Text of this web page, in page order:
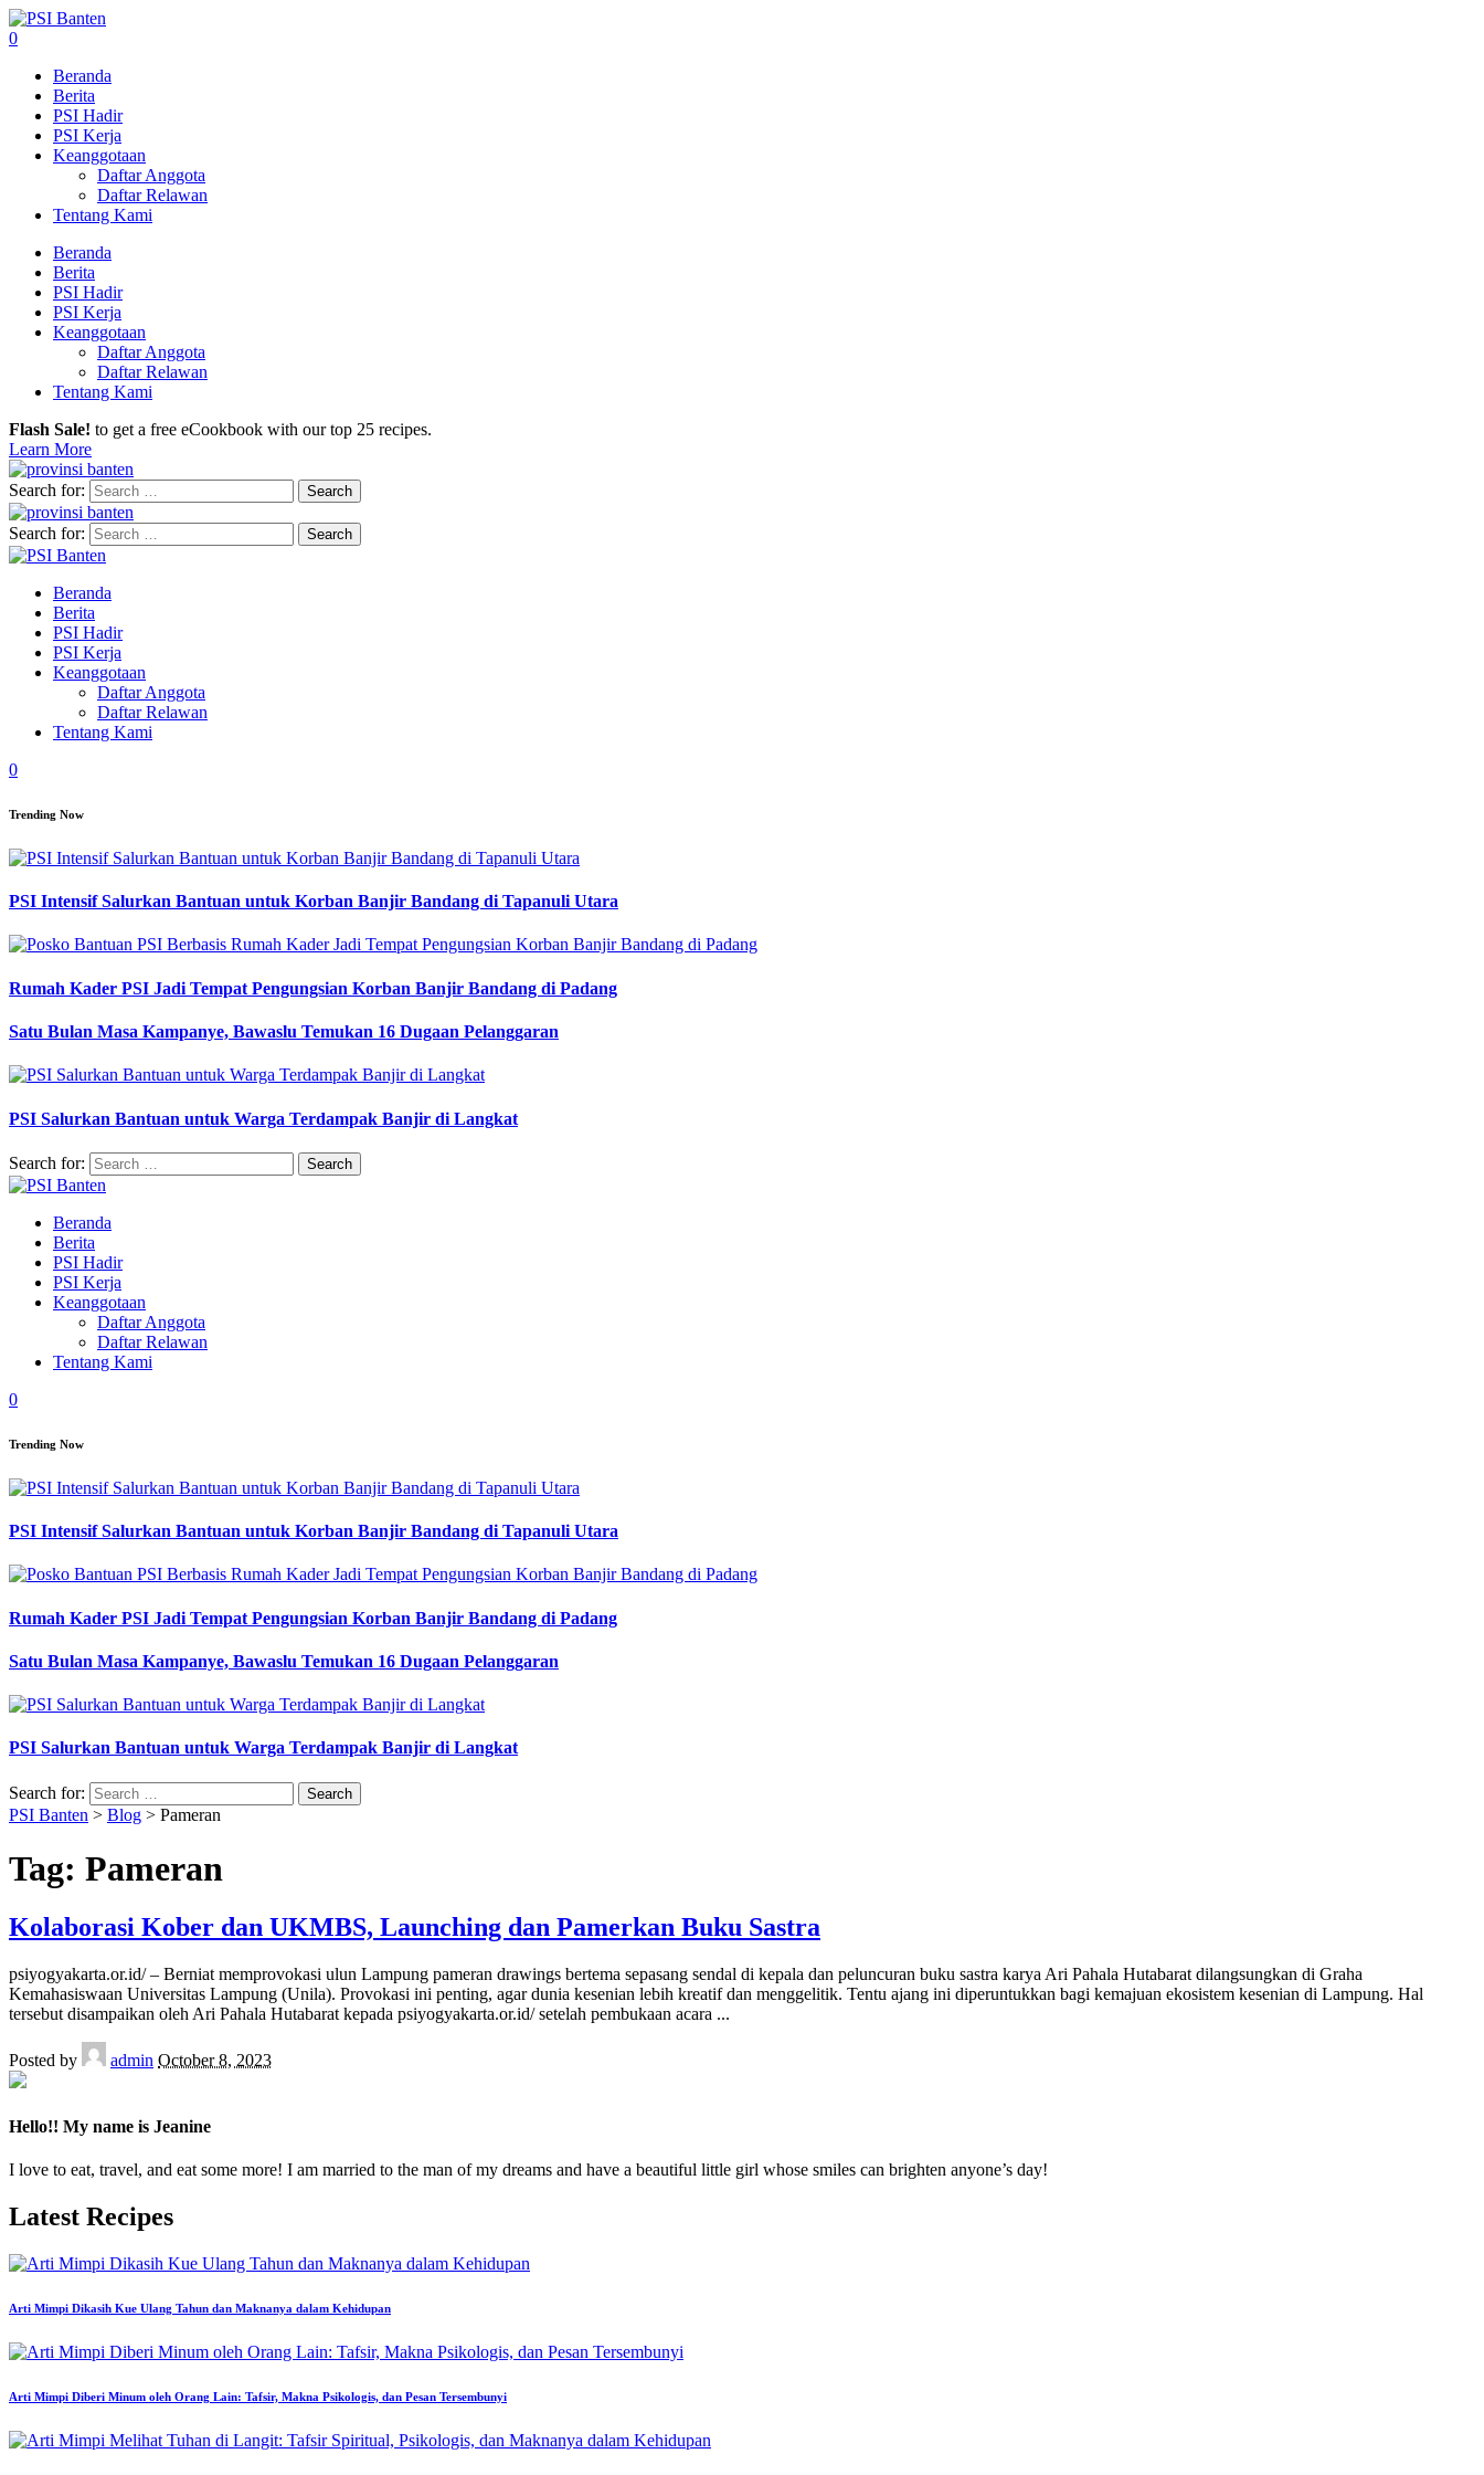
0
Beranda
Berita
PSI Hadir
PSI Kerja
Keanggotaan
Daftar Anggota
Daftar Relawan
Tentang Kami
Beranda
Berita
PSI Hadir
PSI Kerja
Keanggotaan
Daftar Anggota
Daftar Relawan
Tentang Kami
Flash Sale! to get a free eCookbook with our top 25 recipes.
Learn More
Search for:
Search for:
Beranda
Berita
PSI Hadir
PSI Kerja
Keanggotaan
Daftar Anggota
Daftar Relawan
Tentang Kami
0
Trending Now
PSI Intensif Salurkan Bantuan untuk Korban Banjir Bandang di Tapanuli Utara
Rumah Kader PSI Jadi Tempat Pengungsian Korban Banjir Bandang di Padang
Satu Bulan Masa Kampanye, Bawaslu Temukan 16 Dugaan Pelanggaran
PSI Salurkan Bantuan untuk Warga Terdampak Banjir di Langkat
Search for:
Beranda
Berita
PSI Hadir
PSI Kerja
Keanggotaan
Daftar Anggota
Daftar Relawan
Tentang Kami
0
Trending Now
PSI Intensif Salurkan Bantuan untuk Korban Banjir Bandang di Tapanuli Utara
Rumah Kader PSI Jadi Tempat Pengungsian Korban Banjir Bandang di Padang
Satu Bulan Masa Kampanye, Bawaslu Temukan 16 Dugaan Pelanggaran
PSI Salurkan Bantuan untuk Warga Terdampak Banjir di Langkat
Search for:
PSI Banten > Blog > Pameran
Tag: Pameran
Kolaborasi Kober dan UKMBS, Launching dan Pamerkan Buku Sastra
psiyogyakarta.or.id/ – Berniat memprovokasi ulun Lampung pameran drawings bertema sepasang sendal di kepala dan peluncuran buku sastra karya Ari Pahala Hutabarat dilangsungkan di Graha
Kemahasiswaan Universitas Lampung (Unila). Provokasi ini penting, agar dunia kesenian lebih kreatif dan menggelitik. Tentu ajang ini diperuntukkan bagi kemajuan ekosistem kesenian di Lampung. Hal
tersebut disampaikan oleh Ari Pahala Hutabarat kepada psiyogyakarta.or.id/ setelah pembukaan acara ...
Posted by admin October 8, 2023
Hello!! My name is Jeanine
I love to eat, travel, and eat some more! I am married to the man of my dreams and have a beautiful little girl whose smiles can brighten anyone’s day!
Latest Recipes
Arti Mimpi Dikasih Kue Ulang Tahun dan Maknanya dalam Kehidupan
Arti Mimpi Diberi Minum oleh Orang Lain: Tafsir, Makna Psikologis, dan Pesan Tersembunyi